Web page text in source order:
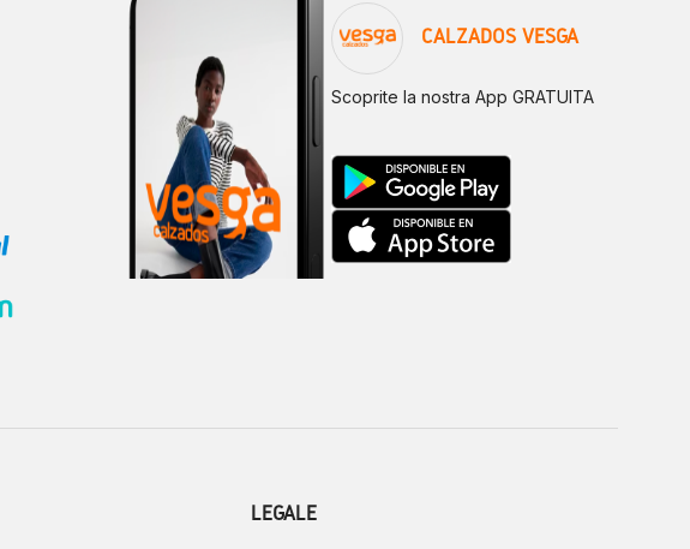
CALZADOS VESGA
Scoprite la nostra App GRATUITA
LEGALE